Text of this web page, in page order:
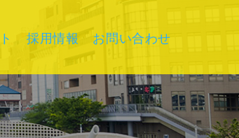
採用情報 お問い合わせ